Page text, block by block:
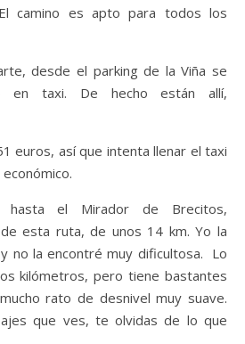
camino es apto para todos los
desde el parking de la Viña se
en taxi. De hecho están allí,
euros, así que intenta llenar el taxi
el Mirador de Brecitos,
esta ruta, de unos 14 km. Yo la
no la encontré muy dificultosa. Lo
kilómetros, pero tiene bastantes
rato de desnivel muy suave.
que ves, te olvidas de lo que